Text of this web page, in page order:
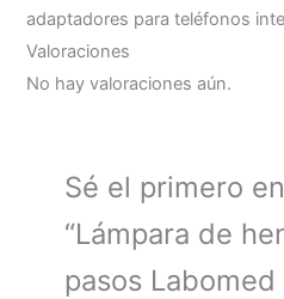
adaptadores para teléfonos
Valoraciones
No hay valoraciones aún.
Sé el primero
“Lámpara de
pasos